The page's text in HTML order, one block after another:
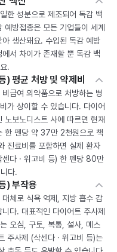
한 성분으로 제조되어 독감 백
방접종은 모든 기업들이 세계
생산돼요. 수입된 독감 예방
서 차이가 존재할 뿐 독감 백
.
) 평균 처방 및 약제비
급여 의약품으로 처방하는 병
가 상이할 수 있습니다. 다이어
노보노디스트 사에 따르면 현재
한 펜당 약 37만 2천원으로 책
진료비를 포함하면 실제 환자
다 · 위고비 등) 한 펜당 80만
다.
) 부작용
체로 식욕 억제, 지방 흡수 감
다. 대표적인 다이어트 주사제
오심, 구토, 복통, 설사, 메스
주사제 (삭센다 · 위고비 등)는